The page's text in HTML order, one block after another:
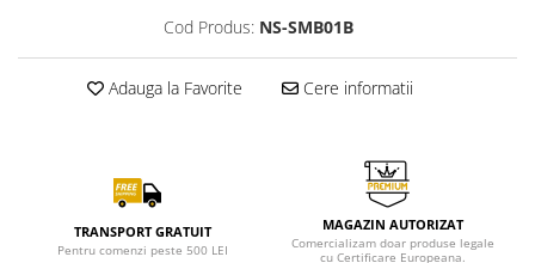
Cod Produs: NS-SMB01B
Adauga la Favorite Cere informatii
TRANSPORT GRATUIT
Pentru comenzi peste 500 LEI
MAGAZIN AUTORIZAT
Comercializam doar produse legale
cu Certificare Europeana.